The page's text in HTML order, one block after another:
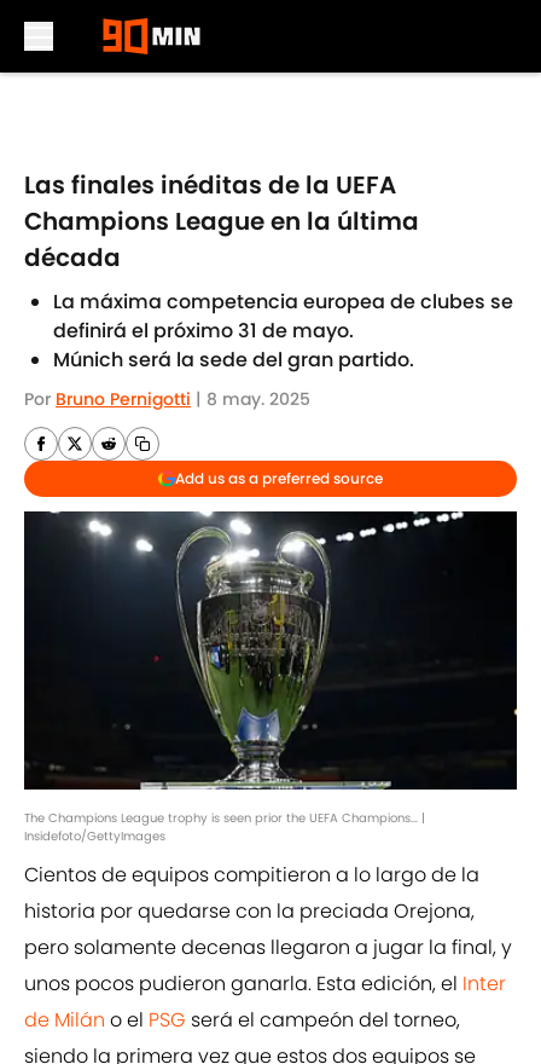
Las finales inéditas de la UEFA
Champions League en la última
década
La máxima competencia europea de clubes se
definirá el próximo 31 de mayo.
Múnich será la sede del gran partido.
Por Bruno Pernigotti | 8 may. 2025
Add us as a preferred source
The Champions League trophy is seen prior the UEFA Champions... |
Insidefoto/GettyImages
Cientos de equipos compitieron a lo largo de la
historia por quedarse con la preciada Orejona,
pero solamente decenas llegaron a jugar la final, y
unos pocos pudieron ganarla. Esta edición, el Inter
de Milán o el PSG será el campeón del torneo,
siendo la primera vez que estos dos equipos se